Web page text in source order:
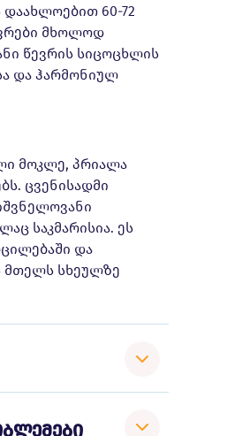
60-72
მხოლოდ
წევრის სიცოცხლის
და ჰარმონიულ
მოკლე, პრიალა
ცვენისადმი
საკმარისია. ეს
და
მთელს სხეულზე